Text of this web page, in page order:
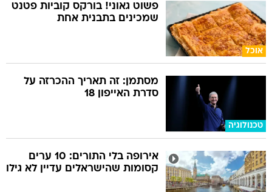
אוכל
פשוט גאוני! בורקס קוביות פטנט
שמכינים בתבנית אחת
טכנולוגיה
מסתמן: זה תאריך ההכרזה על
סדרת האייפון 18
אירופה בלי התורים: 10 ערים
קסומות שהישראלים עדיין לא גילו